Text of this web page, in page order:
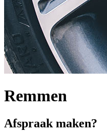
Remmen
Afspraak maken?